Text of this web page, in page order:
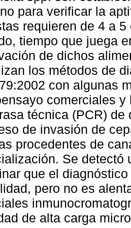
para verificar la
requieren de 4 a
tiempo que juega
de dichos
los métodos de
con algunas
comerciales
técnica (PCR)
de invasión de
procedentes de
Se detectó
que el
pero no es
de alta carga